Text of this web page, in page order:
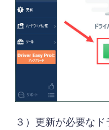
３）更新が必要な